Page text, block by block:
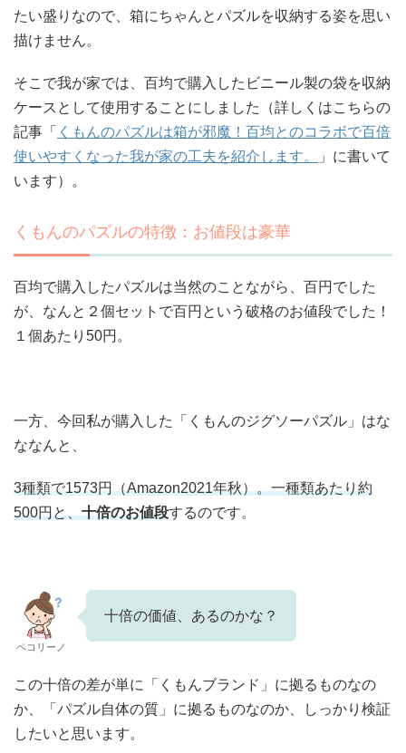
たい盛りなので、箱にちゃんとパズルを収納する姿を思い
描けません。
そこで我が家では、 百均で購入したビニール製の袋を収納
ケースとして使用することにしました（詳しくはこちらの
記事「 くもんのパズルは箱が邪魔！百均とのコラボで百倍
使いやすくなった我が家の工夫を紹介します。
」に書いて
います）。
くもんのパズルの特徴：お値段は豪華
百均で購入したパズルは当然のことながら、百円でした
が、なんと２個セットで百円という破格のお値段でした！
１個あたり50円。
一方、今回私が購入した「くもんのジグソーパズル」はな
ななんと、
3種類で1573円（Amazon2021年秋）。一種類あたり約
500円と、十倍のお値段するのです。
ペコリーノ
十倍の価値、あるのかな？
この十倍の差が単に「くもんブランド」に拠るものなの
か、「パズル自体の質」に拠るものなのか、しっかり検証
したいと思います。